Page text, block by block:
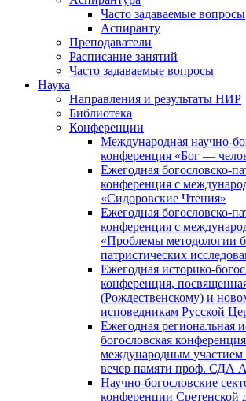
Часто задаваемые вопросы
Аспиранту
Преподаватели
Расписание занятий
Часто задаваемые вопросы
Наука
Направления и результаты НИР
Библиотека
Конференции
Международная научно-
конференция «Бог —
Ежегодная богословско-
конференция с
«Сидоровские Чтения»
Ежегодная богословско-
конференция с
«Проблемы методологии
патристических
Ежегодная историко-
конференция,
(Рождественскому) и
исповедникам Русской
Ежегодная региональная
богословская
международным
вечер памяти проф. СДА
Научно-богословские
конференции Сретенской